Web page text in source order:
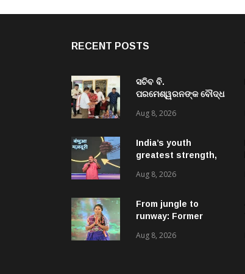
RECENT POSTS
ସଚିବ ବି.
ପରମେଶ୍ୱରନଙ୍କ ବୌଦ୍ଧ
ଉନ୍ନୟନମୂଳକ
ପଞ୍ଚାୟତ ପରିଦର୍ଶନ
Aug 8, 2026
India’s youth
greatest strength,
globally: Rahul
Ki Goonj’ event
Aug 8, 2026
From jungle to
runway: Former
a bold fashion
Aug 8, 2026